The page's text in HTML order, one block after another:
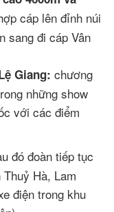
cáp lên đỉnh núi
sang đi cáp Vân
Giang: chương
những show
với các điểm
đó đoàn tiếp tục
Hà, Lam
điện trong khu